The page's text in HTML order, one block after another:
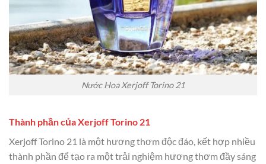
Nước Hoa Xerjoff Torino 21
Thành phần của Xerjoff Torino 21
Xerjoff Torino 21 là một hương thơm độc đáo, kết hợp nhiều
thành phần để tạo ra một trải nghiệm hương thơm đầy sáng